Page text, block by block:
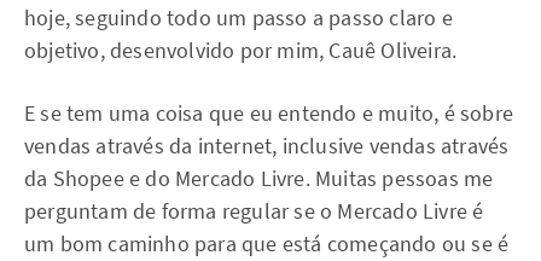
hoje, seguindo todo um passo a passo claro e
objetivo, desenvolvido por mim, Cauê Oliveira.
E se tem uma coisa que eu entendo e muito, é sobre
vendas através da internet, inclusive vendas através
da Shopee e do Mercado Livre. Muitas pessoas me
perguntam de forma regular se o Mercado Livre é
um bom caminho para que está começando ou se é